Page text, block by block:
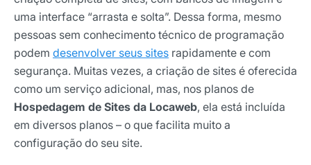
uma interface “arrasta e solta”. Dessa forma, mesmo
pessoas sem conhecimento técnico de programação
podem desenvolver seus sites rapidamente e com
segurança. Muitas vezes, a criação de sites é oferecida
como um serviço adicional, mas, nos planos de
Hospedagem de Sites da Locaweb, ela está incluída
em diversos planos – o que facilita muito a
configuração do seu site.